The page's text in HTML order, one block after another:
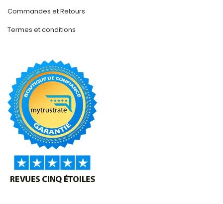
Commandes et Retours
Termes et conditions